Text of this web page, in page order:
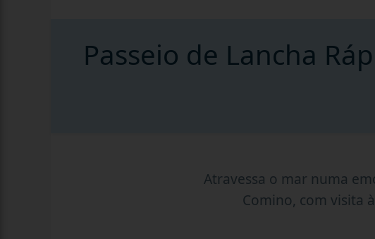
Passeio de Lancha
Atravessa o mar numa
Comino, com visita